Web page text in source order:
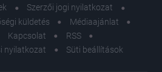
Szerzői jogi nyilatkozat
küldetés
Médiaajánlat
Kapcsolat
RSS
nyilatkozat
Süti beállítások